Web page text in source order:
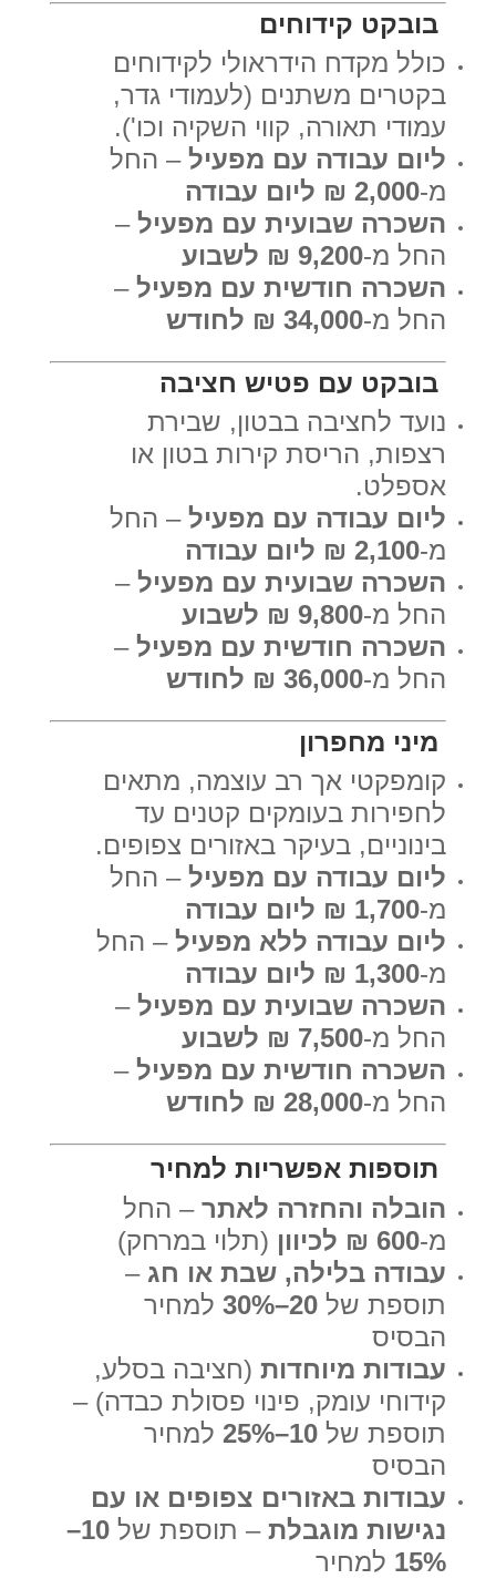
בובקט קידוחים
כולל מקדח הידראולי לקידוחים
בקטרים משתנים (לעמודי גדר,
עמודי תאורה, קווי השקיה וכו').
ליום עבודה עם מפעיל– החל
מ-2,000 ₪ ליום עבודה
השכרה שבועית עם מפעיל–
החל מ-9,200 ₪ לשבוע
השכרה חודשית עם מפעיל–
החל מ-34,000 ₪ לחודש
בובקט עם פטיש חציבה
נועד לחציבה בבטון, שבירת
רצפות, הריסת קירות בטון או
אספלט.
ליום עבודה עם מפעיל– החל
מ-2,100 ₪ ליום עבודה
השכרה שבועית עם מפעיל–
החל מ-9,800 ₪ לשבוע
השכרה חודשית עם מפעיל–
החל מ-36,000 ₪ לחודש
מיני מחפרון
קומפקטי אך רב עוצמה, מתאים
לחפירות בעומקים קטנים עד
בינוניים, בעיקר באזורים צפופים.
ליום עבודה עם מפעיל– החל
מ-1,700 ₪ ליום עבודה
ליום עבודה ללא מפעיל– החל
מ-1,300 ₪ ליום עבודה
השכרה שבועית עם מפעיל–
החל מ-7,500 ₪ לשבוע
השכרה חודשית עם מפעיל–
החל מ-28,000 ₪ לחודש
תוספות אפשריות למחיר
הובלה והחזרה לאתר– החל
מ-600 ₪ לכיוון
(תלוי במרחק)
עבודה בלילה, שבת או חג –
תוספת של 20–30%
למחיר
הבסיס
עבודות מיוחדות(חציבה בסלע,
קידוחי עומק, פינוי פסולת כבדה) –
תוספת של 10–25%
למחיר
הבסיס
עבודות באזורים צפופים או עם
נגישות מוגבלת– תוספת של
10–
15% למחיר